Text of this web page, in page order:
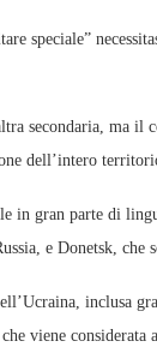
speciale”
secondaria, ma
dell’intero
in gran parte di
e Donetsk, che
inclusa
viene